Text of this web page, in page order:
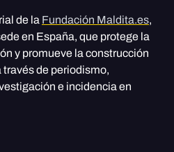
de la Fundación Maldita.es,
en España, que protege la
y promueve la construcción
de periodismo,
e incidencia en